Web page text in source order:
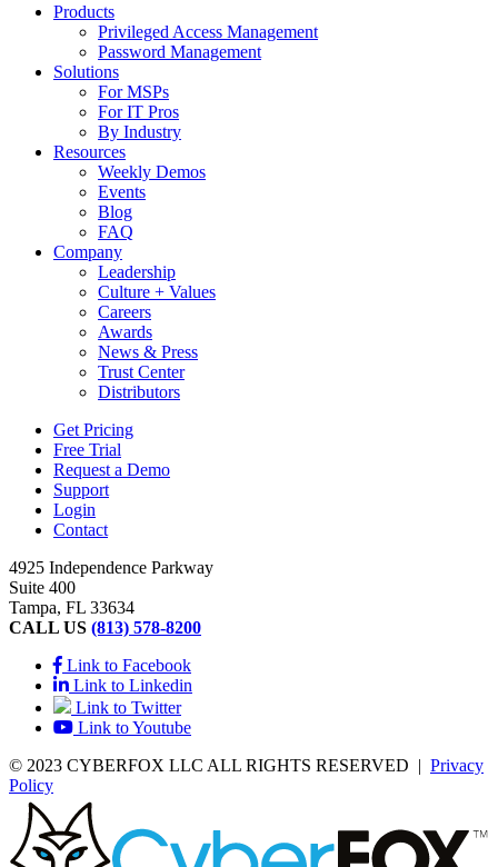
Products
Privileged Access Management
Password Management
Solutions
For MSPs
For IT Pros
By Industry
Resources
Weekly Demos
Events
Blog
FAQ
Company
Leadership
Culture + Values
Careers
Awards
News & Press
Trust Center
Distributors
Get Pricing
Free Trial
Request a Demo
Support
Login
Contact
4925 Independence Parkway
Suite 400
Tampa, FL 33634
CALL US (813) 578-8200
Link to Facebook
Link to Linkedin
Link to Twitter
Link to Youtube
© 2023 CYBERFOX LLC ALL RIGHTS RESERVED | Privacy
Policy